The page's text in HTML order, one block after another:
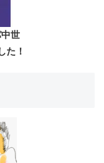
世
た！